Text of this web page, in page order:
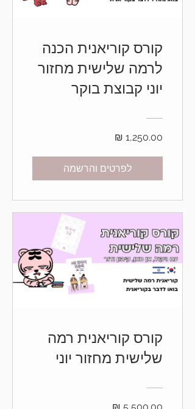
קורס קוריאנית הכנה
לרמה שלישית מחזור
יוני קבוצת בוקר
לפרטים והרשמה
קורס קוריאנית רמה
שלישית מחזור יוני